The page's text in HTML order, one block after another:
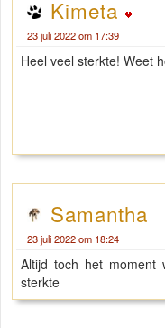
Kimeta
23 juli 2022 om 17:39
Heel veel sterkte! Weet
Samantha
23 juli 2022 om 18:24
Altijd toch het
sterkte